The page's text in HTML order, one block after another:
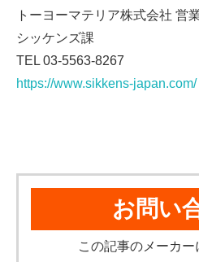
トーヨーマテリア株式会社 営
シッケンズ課
TEL 03-5563-8267
https://www.sikkens-japan.com/
お問い
この記事のメーカ